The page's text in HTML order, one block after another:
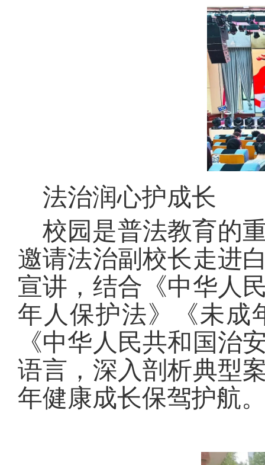
法治润心护成长
校园是普法教育的
邀请法治副校长走进
宣讲，结合《中华人
年人保护法》《未成
《中华人民共和国治
语言，深入剖析典型
年健康成长保驾护